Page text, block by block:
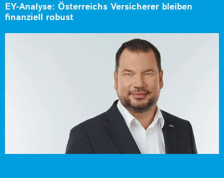
EY-Analyse: Österreichs Versicherer bleiben
finanziell robust